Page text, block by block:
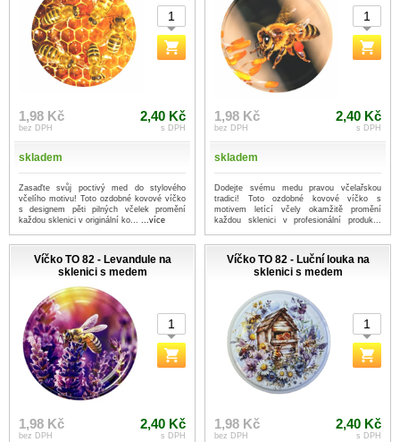
1,98 Kč
bez DPH
2,40 Kč
s DPH
skladem
Zasaďte svůj poctivý med do stylového
včelího motivu! Toto ozdobné kovové víčko
s designem pěti pilných včelek promění
každou sklenici v originální ko... ...více
1,98 Kč
bez DPH
2,40 Kč
s DPH
skladem
Dodejte svému medu pravou včelařskou
tradici! Toto ozdobné kovové víčko s
motivem letící včely okamžitě promění
každou sklenici v profesionální produk...
Víčko TO 82 - Levandule na
sklenici s medem
1,98 Kč
bez DPH
2,40 Kč
s DPH
Víčko TO 82 - Luční louka na
sklenici s medem
1,98 Kč
bez DPH
2,40 Kč
s DPH